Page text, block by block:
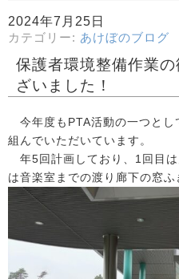
2024年7月25日
カテゴリー: あけぼのブログ
保護者環境整備作業
ざいました！
今年度もPTA活動の一つとし
組んでいただいています。
年5回計画しており、1回目は
は音楽室までの渡り廊下の窓ふ